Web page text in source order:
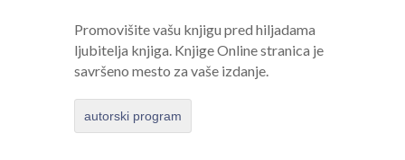
Promovišite vašu knjigu pred hiljadama
ljubitelja knjiga. Knjige Online stranica je
savršeno mesto za vaše izdanje.
autorski program